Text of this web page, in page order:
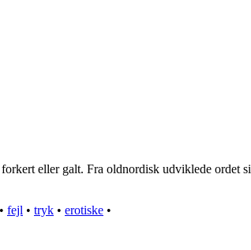
eller galt. Fra oldnordisk udviklede ordet
• fejl • tryk • erotiske •